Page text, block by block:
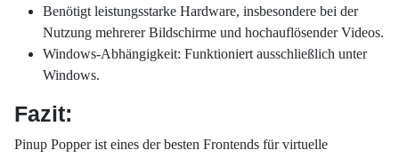
Benötigt leistungsstarke Hardware, insbesondere bei der
Nutzung mehrerer Bildschirme und hochauflösender Videos.
Windows-Abhängigkeit: Funktioniert ausschließlich unter
Windows.
Fazit:
Pinup Popper ist eines der besten Frontends für virtuelle